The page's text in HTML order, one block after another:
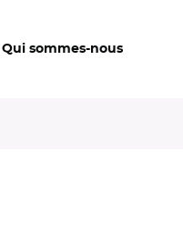
Qui sommes-nous